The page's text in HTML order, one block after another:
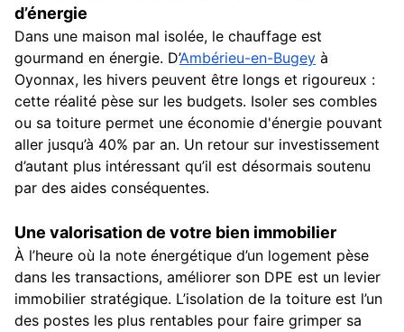
d’énergie
Dans une maison mal isolée, le chauffage est
gourmand en énergie. D’Ambérieu-en-Bugey à
Oyonnax, les hivers peuvent être longs et rigoureux :
cette réalité pèse sur les budgets. Isoler ses combles
ou sa toiture permet une économie d'énergie pouvant
aller jusqu’à 40% par an. Un retour sur investissement
d’autant plus intéressant qu’il est désormais soutenu
par des aides conséquentes.
Une valorisation de votre bien immobilier
À l’heure où la note énergétique d’un logement pèse
dans les transactions, améliorer son DPE est un levier
immobilier stratégique. L’isolation de la toiture est l’un
des postes les plus rentables pour faire grimper sa